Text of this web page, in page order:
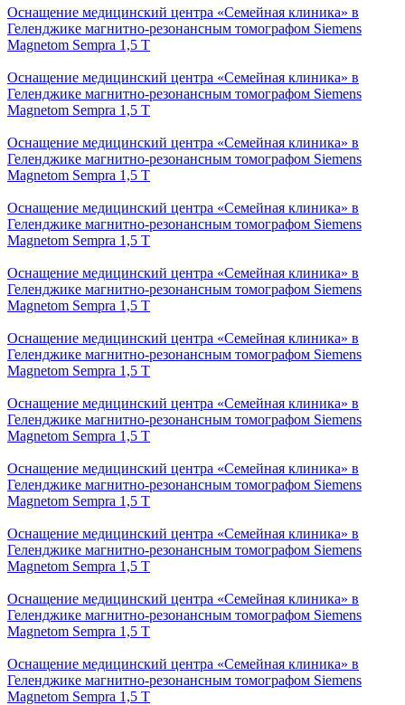
Оснащение медицинский центра «Семейная клиника» в
Геленджике магнитно-резонансным томографом Siemens
Magnetom Sempra 1,5 Т
Оснащение медицинский центра «Семейная клиника» в
Геленджике магнитно-резонансным томографом Siemens
Magnetom Sempra 1,5 Т
Оснащение медицинский центра «Семейная клиника» в
Геленджике магнитно-резонансным томографом Siemens
Magnetom Sempra 1,5 Т
Оснащение медицинский центра «Семейная клиника» в
Геленджике магнитно-резонансным томографом Siemens
Magnetom Sempra 1,5 Т
Оснащение медицинский центра «Семейная клиника» в
Геленджике магнитно-резонансным томографом Siemens
Magnetom Sempra 1,5 Т
Оснащение медицинский центра «Семейная клиника» в
Геленджике магнитно-резонансным томографом Siemens
Magnetom Sempra 1,5 Т
Оснащение медицинский центра «Семейная клиника» в
Геленджике магнитно-резонансным томографом Siemens
Magnetom Sempra 1,5 Т
Оснащение медицинский центра «Семейная клиника» в
Геленджике магнитно-резонансным томографом Siemens
Magnetom Sempra 1,5 Т
Оснащение медицинский центра «Семейная клиника» в
Геленджике магнитно-резонансным томографом Siemens
Magnetom Sempra 1,5 Т
Оснащение медицинский центра «Семейная клиника» в
Геленджике магнитно-резонансным томографом Siemens
Magnetom Sempra 1,5 Т
Оснащение медицинский центра «Семейная клиника» в
Геленджике магнитно-резонансным томографом Siemens
Magnetom Sempra 1,5 Т